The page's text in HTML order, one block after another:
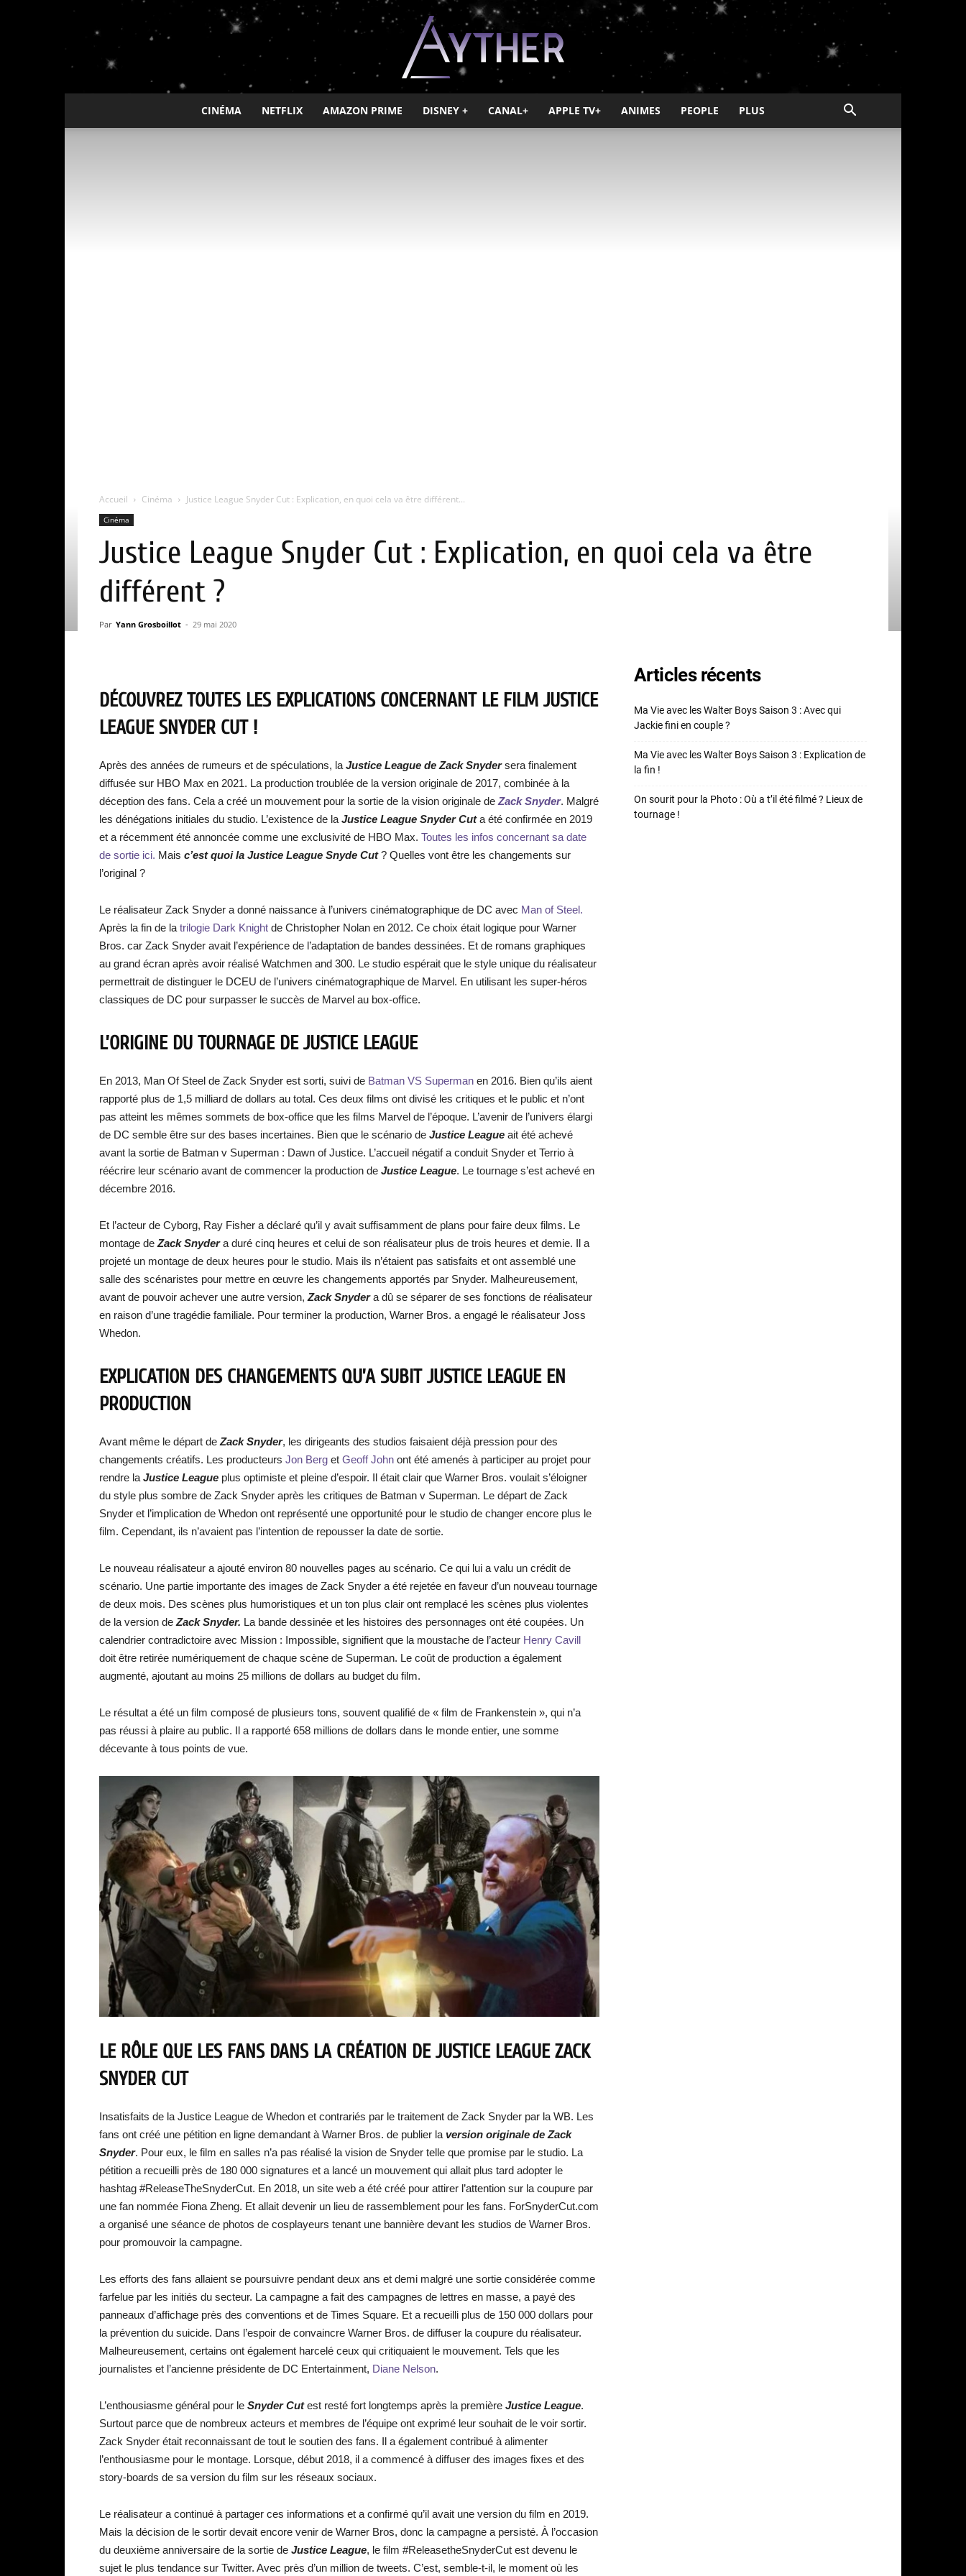
Ayther
CINÉMA NETFLIX AMAZON PRIME DISNEY + CANAL+ APPLE TV+ ANIMES PEOPLE PLUS
Accueil Cinéma Justice League Snyder Cut : Explication, en quoi cela va être différent...
Cinéma
Justice League Snyder Cut : Explication, en quoi cela va être
différent ?
Par Yann Grosboillot - 29 mai 2020
DÉCOUVREZ TOUTES LES EXPLICATIONS CONCERNANT LE FILM JUSTICE
LEAGUE SNYDER CUT !
Après des années de rumeurs et de spéculations, la Justice League de Zack Snydersera finalement
diffusée sur HBO Max en 2021. La production troublée de la version originale de 2017, combinée à la
déception des fans. Cela a créé un mouvement pour la sortie de la vision originale de Zack Snyder. Malgré
les dénégations initiales du studio. L’existence de la Justice League Snyder Cuta été confirmée en 2019
et a récemment été annoncée comme une exclusivité de HBO Max. Toutes les infos concernant sa date
de sortie ici. Mais c’est quoi la Justice League Snyde Cut? Quelles vont être les changements sur
l’original ?
Le réalisateur Zack Snyder a donné naissance à l’univers cinématographique de DC avec Man of Steel.
Après la fin de la trilogie Dark Knight de Christopher Nolan en 2012. Ce choix était logique pour Warner
Bros. car Zack Snyder avait l’expérience de l’adaptation de bandes dessinées. Et de romans graphiques
au grand écran après avoir réalisé Watchmen and 300. Le studio espérait que le style unique du réalisateur
permettrait de distinguer le DCEU de l’univers cinématographique de Marvel. En utilisant les super-héros
classiques de DC pour surpasser le succès de Marvel au box-office.
L’ORIGINE DU TOURNAGE DE JUSTICE LEAGUE
En 2013, Man Of Steel de Zack Snyder est sorti, suivi de Batman VS Superman en 2016. Bien qu’ils aient
rapporté plus de 1,5 milliard de dollars au total. Ces deux films ont divisé les critiques et le public et n’ont
pas atteint les mêmes sommets de box-office que les films Marvel de l’époque. L’avenir de l’univers élargi
de DC semble être sur des bases incertaines. Bien que le scénario de Justice League ait été achevé
avant la sortie de Batman v Superman : Dawn of Justice. L’accueil négatif a conduit Snyder et Terrio à
réécrire leur scénario avant de commencer la production de Justice League. Le tournage s’est achevé en
décembre 2016.
Et l’acteur de Cyborg, Ray Fisher a déclaré qu’il y avait suffisamment de plans pour faire deux films. Le
montage de Zack Snydera duré cinq heures et celui de son réalisateur plus de trois heures et demie. Il a
projeté un montage de deux heures pour le studio. Mais ils n’étaient pas satisfaits et ont assemblé une
salle des scénaristes pour mettre en œuvre les changements apportés par Snyder. Malheureusement,
avant de pouvoir achever une autre version, Zack Snydera dû se séparer de ses fonctions de réalisateur
en raison d’une tragédie familiale. Pour terminer la production, Warner Bros. a engagé le réalisateur Joss
Whedon.
EXPLICATION DES CHANGEMENTS QU’A SUBIT JUSTICE LEAGUE EN
PRODUCTION
Avant même le départ de Zack Snyder, les dirigeants des studios faisaient déjà pression pour des
changements créatifs. Les producteurs Jon Berg et Geoff John ont été amenés à participer au projet pour
rendre la Justice League plus optimiste et pleine d’espoir. Il était clair que Warner Bros. voulait s’éloigner
du style plus sombre de Zack Snyder après les critiques de Batman v Superman. Le départ de Zack
Snyder et l’implication de Whedon ont représenté une opportunité pour le studio de changer encore plus le
film. Cependant, ils n’avaient pas l’intention de repousser la date de sortie.
Le nouveau réalisateur a ajouté environ 80 nouvelles pages au scénario. Ce qui lui a valu un crédit de
scénario. Une partie importante des images de Zack Snyder a été rejetée en faveur d’un nouveau tournage
de deux mois. Des scènes plus humoristiques et un ton plus clair ont remplacé les scènes plus violentes
de la version de Zack Snyder. La bande dessinée et les histoires des personnages ont été coupées. Un
calendrier contradictoire avec Mission : Impossible, signifient que la moustache de l’acteur Henry Cavill
doit être retirée numériquement de chaque scène de Superman. Le coût de production a également
augmenté, ajoutant au moins 25 millions de dollars au budget du film.
Le résultat a été un film composé de plusieurs tons, souvent qualifié de « film de Frankenstein », qui n’a
pas réussi à plaire au public. Il a rapporté 658 millions de dollars dans le monde entier, une somme
décevante à tous points de vue.
LE RÔLE QUE LES FANS DANS LA CRÉATION DE JUSTICE LEAGUE ZACK
SNYDER CUT
Insatisfaits de la Justice League de Whedon et contrariés par le traitement de Zack Snyder par la WB. Les
fans ont créé une pétition en ligne demandant à Warner Bros. de publier la version originale de Zack
Snyder. Pour eux, le film en salles n’a pas réalisé la vision de Snyder telle que promise par le studio. La
pétition a recueilli près de 180 000 signatures et a lancé un mouvement qui allait plus tard adopter le
hashtag #ReleaseTheSnyderCut. En 2018, un site web a été créé pour attirer l’attention sur la coupure par
une fan nommée Fiona Zheng. Et allait devenir un lieu de rassemblement pour les fans. ForSnyderCut.com
a organisé une séance de photos de cosplayeurs tenant une bannière devant les studios de Warner Bros.
pour promouvoir la campagne.
Les efforts des fans allaient se poursuivre pendant deux ans et demi malgré une sortie considérée comme
farfelue par les initiés du secteur. La campagne a fait des campagnes de lettres en masse, a payé des
panneaux d’affichage près des conventions et de Times Square. Et a recueilli plus de 150 000 dollars pour
la prévention du suicide. Dans l’espoir de convaincre Warner Bros. de diffuser la coupure du réalisateur.
Malheureusement, certains ont également harcelé ceux qui critiquaient le mouvement. Tels que les
journalistes et l’ancienne présidente de DC Entertainment, Diane Nelson.
L’enthousiasme général pour le Snyder Cutest resté fort longtemps après la première Justice League.
Surtout parce que de nombreux acteurs et membres de l’équipe ont exprimé leur souhait de le voir sortir.
Zack Snyder était reconnaissant de tout le soutien des fans. Il a également contribué à alimenter
l’enthousiasme pour le montage. Lorsque, début 2018, il a commencé à diffuser des images fixes et des
story-boards de sa version du film sur les réseaux sociaux.
Le réalisateur a continué à partager ces informations et a confirmé qu’il avait une version du film en 2019.
Mais la décision de le sortir devait encore venir de Warner Bros, donc la campagne a persisté. À l’occasion
du deuxième anniversaire de la sortie de Justice League, le film #ReleasetheSnyderCut est devenu le
sujet le plus tendance sur Twitter. Avec près d’un million de tweets. C’est, semble-t-il, le moment où les
Articles récents
Ma Vie avec les Walter Boys Saison 3 : Avec qui
Jackie fini en couple ?
Ma Vie avec les Walter Boys Saison 3 : Explication de
la fin !
On sourit pour la Photo : Où a t’il été filmé ? Lieux de
tournage !